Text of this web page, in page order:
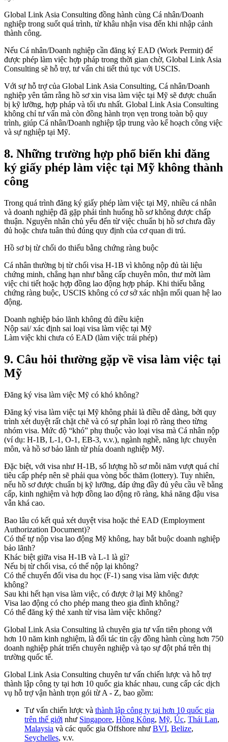
Global Link Asia Consulting đồng hành cùng Cá nhân/Doanh
nghiệp trong suốt quá trình, từ khâu nhận visa đến khi nhập cảnh
thành công.
Nếu Cá nhân/Doanh nghiệp cần đăng ký EAD (Work Permit) để
được phép làm việc hợp pháp trong thời gian chờ, Global Link Asia
Consulting sẽ hỗ trợ, tư vấn chi tiết thủ tục với USCIS.
Với sự hỗ trợ của Global Link Asia Consulting, Cá nhân/Doanh
nghiệp yên tâm rằng hồ sơ xin visa làm việc tại Mỹ sẽ được chuẩn
bị kỹ lưỡng, hợp pháp và tối ưu nhất. Global Link Asia Consulting
không chỉ tư vấn mà còn đồng hành trọn vẹn trong toàn bộ quy
trình, giúp Cá nhân/Doanh nghiệp tập trung vào kế hoạch công việc
và sự nghiệp tại Mỹ.
8. Những trường hợp phổ biến khi đăng
ký giấy phép làm việc tại Mỹ không thành
công
Trong quá trình đăng ký giấy phép làm việc tại Mỹ, nhiều cá nhân
và doanh nghiệp đã gặp phải tình huống hồ sơ không được chấp
thuận. Nguyên nhân chủ yếu đến từ việc chuẩn bị hồ sơ chưa đầy
đủ hoặc chưa tuân thủ đúng quy định của cơ quan di trú.
Hồ sơ bị từ chối do thiếu bằng chứng ràng buộc
Cá nhân thường bị từ chối visa H-1B vì không nộp đủ tài liệu
chứng minh, chẳng hạn như bằng cấp chuyên môn, thư mời làm
việc chi tiết hoặc hợp đồng lao động hợp pháp. Khi thiếu bằng
chứng ràng buộc, USCIS không có cơ sở xác nhận mối quan hệ lao
động.
Doanh nghiệp bảo lãnh không đủ điều kiện
Nộp sai/ xác định sai loại visa làm việc tại Mỹ
Làm việc khi chưa có EAD (làm việc trái phép)
9. Câu hỏi thường gặp về visa làm việc tại
Mỹ
Đăng ký visa làm việc Mỹ có khó không?
Đăng ký visa làm việc tại Mỹ không phải là điều dễ dàng, bởi quy
trình xét duyệt rất chặt chẽ và có sự phân loại rõ ràng theo từng
nhóm visa. Mức độ “khó” phụ thuộc vào loại visa mà Cá nhân nộp
(ví dụ: H-1B, L-1, O-1, EB-3, v.v.), ngành nghề, năng lực chuyên
môn, và hồ sơ bảo lãnh từ phía doanh nghiệp Mỹ.
Đặc biệt, với visa như H-1B, số lượng hồ sơ mỗi năm vượt quá chỉ
tiêu cấp phép nên sẽ phải qua vòng bốc thăm (lottery). Tuy nhiên,
nếu hồ sơ được chuẩn bị kỹ lưỡng, đáp ứng đầy đủ yêu cầu về bằng
cấp, kinh nghiệm và hợp đồng lao động rõ ràng, khả năng đậu visa
vẫn khá cao.
Bao lâu có kết quả xét duyệt visa hoặc thẻ EAD (Employment
Authorization Document)?
Có thể tự nộp visa lao động Mỹ không, hay bắt buộc doanh nghiệp
bảo lãnh?
Khác biệt giữa visa H-1B và L-1 là gì?
Nếu bị từ chối visa, có thể nộp lại không?
Có thể chuyển đổi visa du học (F-1) sang visa làm việc được
không?
Sau khi hết hạn visa làm việc, có được ở lại Mỹ không?
Visa lao động có cho phép mang theo gia đình không?
Có thể đăng ký thẻ xanh từ visa làm việc không?
Global Link Asia Consulting là chuyên gia tư vấn tiên phong với
hơn 10 năm kinh nghiệm, là đối tác tin cậy đồng hành cùng hơn 750
doanh nghiệp phát triển chuyên nghiệp và tạo sự đột phá trên thị
trường quốc tế.
Global Link Asia Consulting chuyên tư vấn chiến lược và hỗ trợ
thành lập công ty tại hơn 10 quốc gia khác nhau, cung cấp các dịch
vụ hỗ trợ vận hành trọn gói từ A - Z, bao gồm:
Tư vấn chiến lược và thành lập công ty tại hơn 10 quốc gia
trên thế giới như Singapore, Hồng Kông, Mỹ, Úc, Thái Lan,
Malaysia và các quốc gia Offshore như BVI, Belize,
Seychelles, v.v.